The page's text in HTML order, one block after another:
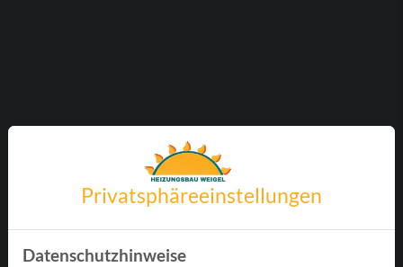
Privatsphäre­einstellungen
Datenschutzhinweise